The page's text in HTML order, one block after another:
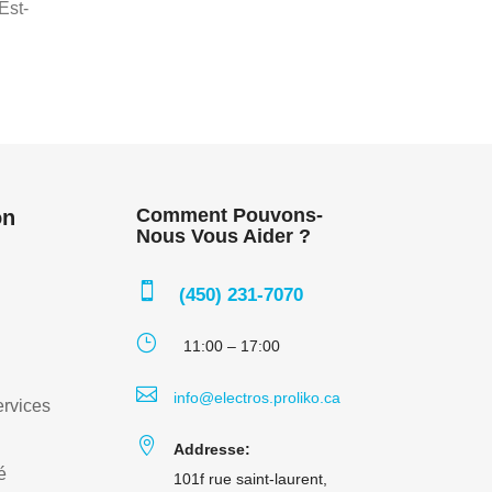
Comment Pouvons-
Nous Vous Aider ?
 (450) 231-7070
} 11:00 – 17:00
 info@electros.proliko.ca

Addresse:
101f rue saint-laurent,